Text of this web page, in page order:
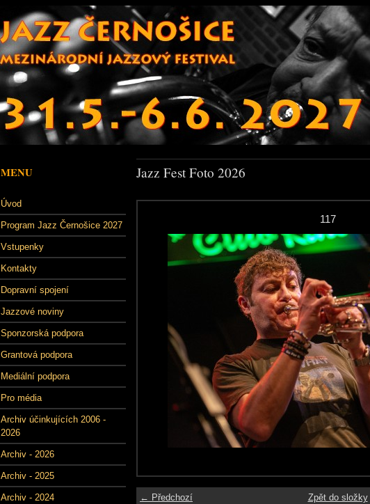
MENU
Úvod
Program Jazz Černošice 2027
Vstupenky
Kontakty
Dopravní spojení
Jazzové noviny
Sponzorská podpora
Grantová podpora
Mediální podpora
Pro média
Archiv účinkujících 2006 -
2026
Archiv - 2026
Archiv - 2025
Archiv - 2024
Jazz Fest Foto 2026
117
← Předchozí
Zpět do složky